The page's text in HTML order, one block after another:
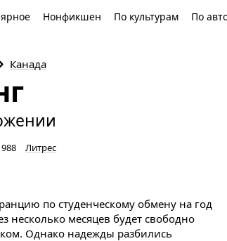
Нонфикшен По культурам По
Канада
Литрес
по студенческому обмену на год
несколько месяцев будет свободно
Однако надежды разбились